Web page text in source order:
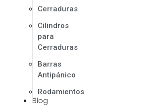
Cerraduras
Cilindros
para
Cerraduras
Barras
Antipánico
Rodamientos
Blog